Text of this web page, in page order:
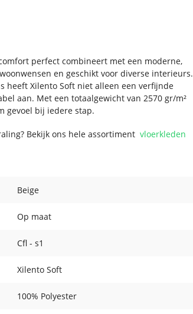
perfect combineert met een moderne,
en geschikt voor diverse interieurs.
heeft Xilento Soft niet alleen een verfijnde
aan. Met een totaalgewicht van 2570 gr/m²
gevoel bij iedere stap.
Bekijk ons hele assortimentvloerkleden
Beige
Op maat
Cfl - s1
Xilento Soft
100% Polyester